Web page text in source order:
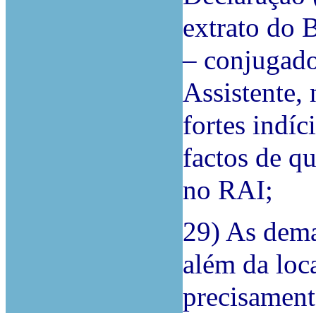
extrato do
–
Assistente,
fortes
factos de
no RAI;
29) As
além da